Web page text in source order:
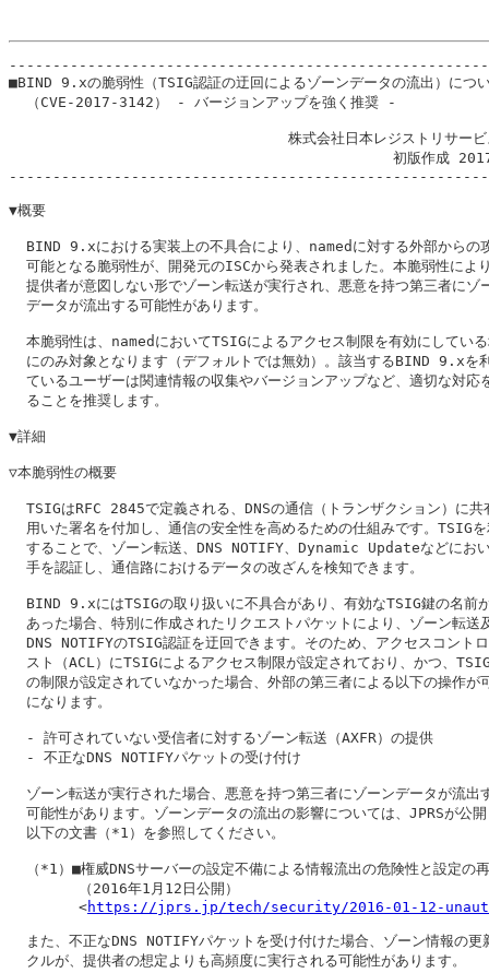
■BIND 9.xの脆弱性（TSIG認証の迂回によるゾーンデータの流出）につ
  （CVE-2017-3142） - バージョンアップを強く推奨 -
株式会社日本レジストリサー
初版作成
▼概要
BIND 9.xにおける実装上の不具合により、namedに対する外部からの
可能となる脆弱性が、開発元のISCから発表されました。本脆弱性によ
提供者が意図しない形でゾーン転送が実行され、悪意を持つ第三者にゾ
  データが流出する可能性があります。
本脆弱性は、namedにおいてTSIGによるアクセス制限を有効にしてい
にのみ対象となります（デフォルトでは無効）。該当するBIND 9.xを
ているユーザーは関連情報の収集やバージョンアップなど、適切な対応
  ることを推奨します。
▼詳細
▽本脆弱性の概要
TSIGはRFC 2845で定義される、DNSの通信（トランザクション）に共
用いた署名を付加し、通信の安全性を高めるための仕組みです。TSIG
することで、ゾーン転送、DNS NOTIFY、Dynamic Updateなどにお
  手を認証し、通信路におけるデータの改ざんを検知できます。
BIND 9.xにはTSIGの取り扱いに不具合があり、有効なTSIG鍵の名前
あった場合、特別に作成されたリクエストパケットにより、ゾーン転送
DNS NOTIFYのTSIG認証を迂回できます。そのため、アクセスコント
スト（ACL）にTSIGによるアクセス制限が設定されており、かつ、
の制限が設定されていなかった場合、外部の第三者による以下の操作が
  になります。
  - 許可されていない受信者に対するゾーン転送（AXFR）の提供
  - 不正なDNS NOTIFYパケットの受け付け
ゾーン転送が実行された場合、悪意を持つ第三者にゾーンデータが流出
可能性があります。ゾーンデータの流出の影響については、JPRSが公
  以下の文書（*1）を参照してください。
（*1）■権威DNSサーバーの設定不備による情報流出の危険性と設定の
        （2016年1月12日公開）
        <
https://jprs.jp/tech/security/2016-01-12-
また、不正なDNS NOTIFYパケットを受け付けた場合、ゾーン情報の更
  クルが、提供者の想定よりも高頻度に実行される可能性があります。